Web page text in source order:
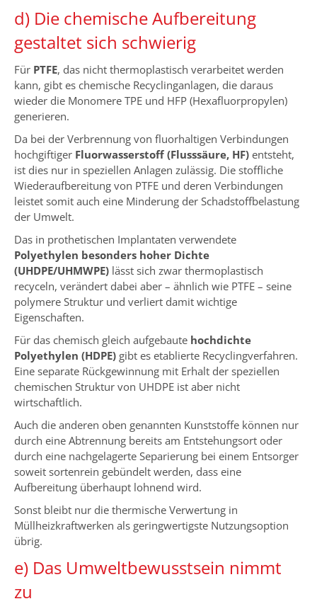
d) Die chemische Aufbereitung
gestaltet sich schwierig
Für PTFE, das nicht thermoplastisch verarbeitet werden
kann, gibt es chemische Recyclinganlagen, die daraus
wieder die Monomere TPE und HFP (Hexafluorpropylen)
generieren.
Da bei der Verbrennung von fluorhaltigen Verbindungen
hochgiftiger Fluorwasserstoff (Flusssäure, HF) entsteht,
ist dies nur in speziellen Anlagen zulässig. Die stoffliche
Wiederaufbereitung von PTFE und deren Verbindungen
leistet somit auch eine Minderung der Schadstoffbelastung
der Umwelt.
Das in prothetischen Implantaten verwendete
Polyethylen besonders hoher Dichte
(UHDPE/UHMWPE) lässt sich zwar thermoplastisch
recyceln, verändert dabei aber – ähnlich wie PTFE – seine
polymere Struktur und verliert damit wichtige
Eigenschaften.
Für das chemisch gleich aufgebaute hochdichte
Polyethylen (HDPE) gibt es etablierte Recyclingverfahren.
Eine separate Rückgewinnung mit Erhalt der speziellen
chemischen Struktur von UHDPE ist aber nicht
wirtschaftlich.
Auch die anderen oben genannten Kunststoffe können nur
durch eine Abtrennung bereits am Entstehungsort oder
durch eine nachgelagerte Separierung bei einem Entsorger
soweit sortenrein gebündelt werden, dass eine
Aufbereitung überhaupt lohnend wird.
Sonst bleibt nur die thermische Verwertung in
Müllheizkraftwerken als geringwertigste Nutzungsoption
übrig.
e) Das Umweltbewusstsein nimmt
zu